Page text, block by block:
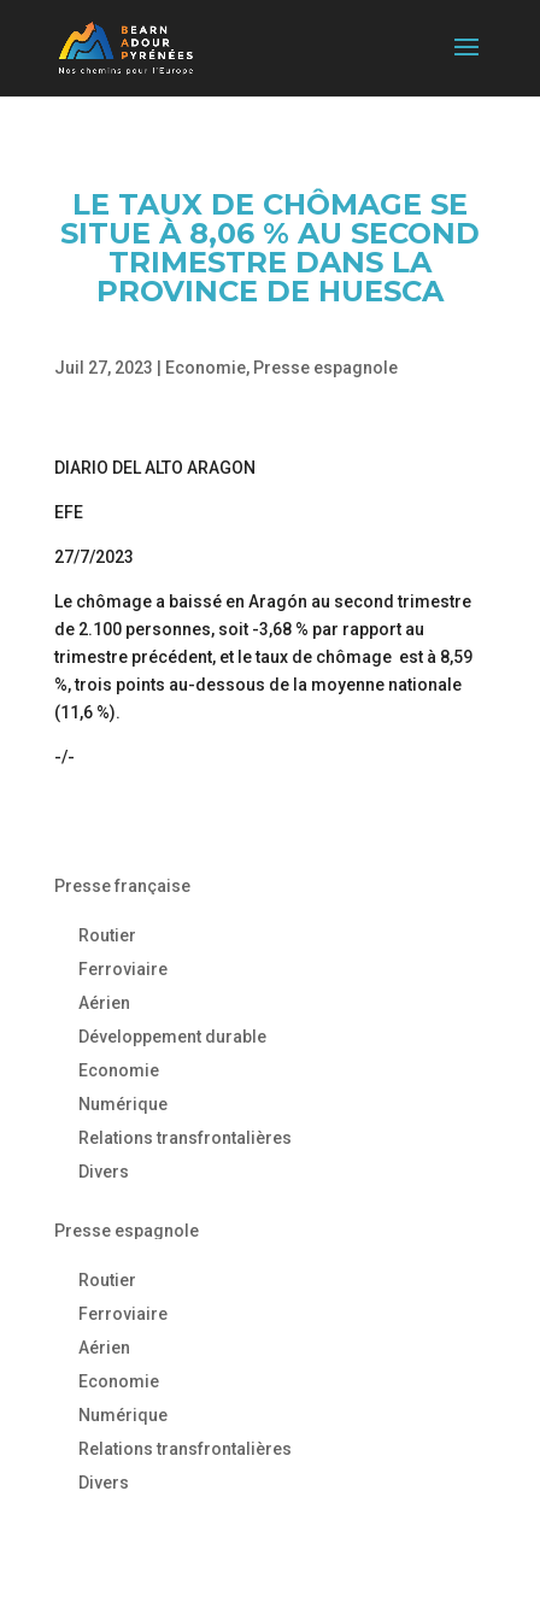
LE TAUX DE CHÔMAGE SE
SITUE À 8,06 % AU SECOND
TRIMESTRE DANS LA
PROVINCE DE HUESCA
Juil 27, 2023 Economie, Presse espagnole
DIARIO DEL ALTO ARAGON
EFE
27/7/2023
Le chômage a baissé en Aragón au second trimestre
de 2.100 personnes, soit -3,68 % par rapport au
trimestre précédent, et le taux de chômage est à 8,59
%, trois points au-dessous de la moyenne nationale
(11,6 %).
-/-
Presse française
Routier
Ferroviaire
Aérien
Développement durable
Economie
Numérique
Relations transfrontalières
Divers
Presse espagnole
Routier
Ferroviaire
Aérien
Economie
Numérique
Relations transfrontalières
Divers